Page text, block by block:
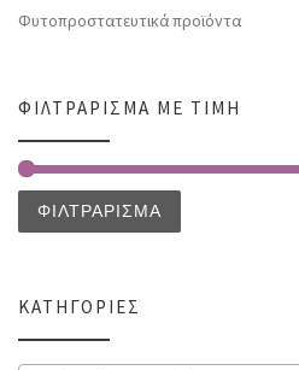
Φυτοπροστατευτικά προϊόντα
ΦΙΛΤΡΆΡΙΣΜΑ ΜΕ ΤΙΜΉ
ΦΙΛΤΡΆΡΙΣΜΑ
ΚΑΤΗΓΟΡΊΕΣ